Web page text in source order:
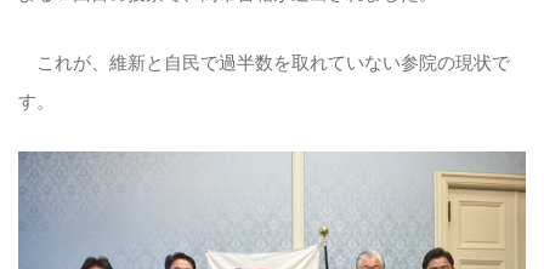
これが、維新と自民で過半数を取れていない参院の現状で
す。